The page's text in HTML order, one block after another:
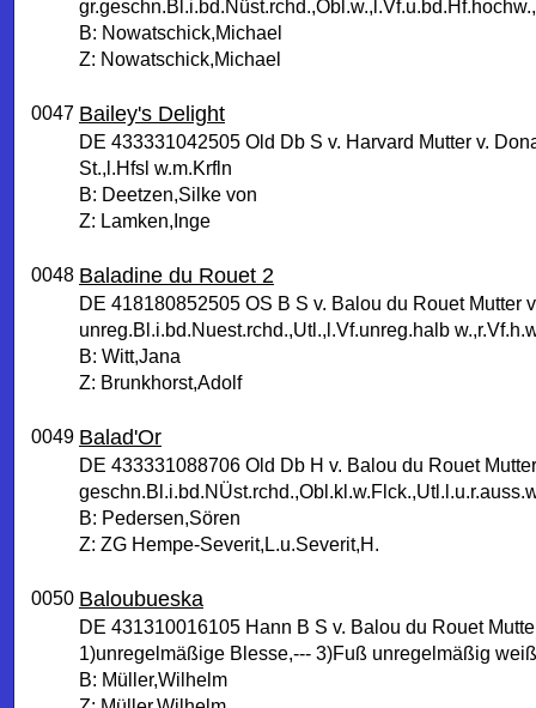
B: Nowatschick,Michael
Z: Nowatschick,Michael
0047 Bailey's Delight
DE 433331042505 Old Db S v. Harvard Mutter v.
St.,l.Hfsl w.m.Krfln
B: Deetzen,Silke von
Z: Lamken,Inge
0048 Baladine du Rouet 2
DE 418180852505 OS B S v. Balou du Rouet Mutter
unreg.Bl.i.bd.Nuest.rchd.,Utl.,l.Vf.unreg.halb
B: Witt,Jana
Z: Brunkhorst,Adolf
0049 Balad'Or
DE 433331088706 Old Db H v. Balou du Rouet
B: Pedersen,Sören
Z: ZG Hempe-Severit,L.u.Severit,H.
0050 Baloubueska
DE 431310016105 Hann B S v. Balou du Rouet
1)unregelmäßige Blesse,--- 3)Fuß unregelmäßig
B: Müller,Wilhelm